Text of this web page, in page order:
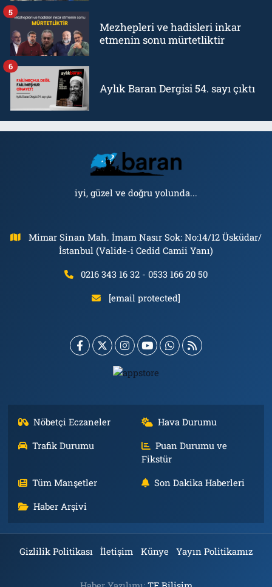
Mezhepleri ve hadisleri inkar
etmenin sonu mürtetliktir
5
Aylık Baran Dergisi 54. sayı çıktı
6
iyi, güzel ve doğru yolunda...
Mimar Sinan Mah. İmam Nasır Sok: No:14/12 Üsküdar/
İstanbul (Valide-i Cedid Camii Yanı)
0216 343 16 32 - 0533 166 20 50
[email protected]
Nöbetçi Eczaneler
Hava Durumu
Trafik Durumu
Puan Durumu ve
Fikstür
Tüm Manşetler
Son Dakika Haberleri
Haber Arşivi
Gizlilik Politikası İletişim Künye Yayın Politikamız